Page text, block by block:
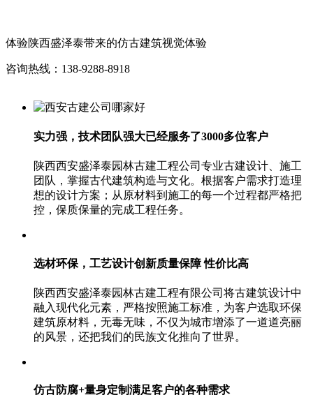
体验陕西盛泽泰带来的仿古建筑视觉体验
咨询热线：138-9288-8918
实力强，技术团队强大已经服务了3000多位客户
陕西西安盛泽泰园林古建工程公司专业古建设计、施工
团队，掌握古代建筑构造与文化。根据客户需求打造理
想的设计方案；从原材料到施工的每一个过程都严格把
控，保质保量的完成工程任务。
选材环保，工艺设计创新质量保障 性价比高
陕西西安盛泽泰园林古建工程有限公司将古建筑设计中
融入现代化元素，严格按照施工标准，为客户选取环保
建筑原材料，无毒无味，不仅为城市增添了一道道亮丽
的风景，还把我们的民族文化推向了世界。
仿古防腐+量身定制满足客户的各种需求